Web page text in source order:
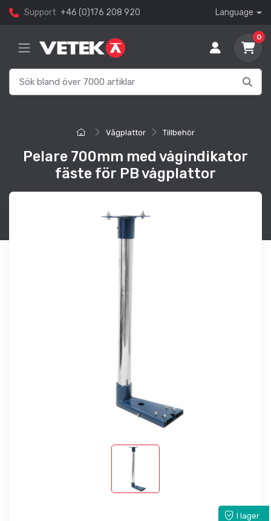
Support +46 (0)176 208 920 Language
0
Vågplattor Tillbehör
Pelare 700mm med vågindikator
fäste för PB vågplattor
I lager